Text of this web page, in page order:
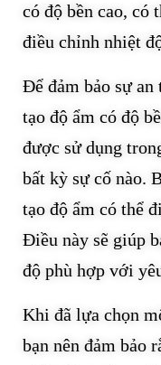
có độ bền cao, có
điều chỉnh nhiệt
Để đảm bảo sự an
tạo độ ẩm có độ
được sử dụng
bất kỳ sự cố nào.
tạo độ ẩm có thể
Điều này sẽ giúp
độ phù hợp với
Khi đã lựa chọn
bạn nên đảm bảo